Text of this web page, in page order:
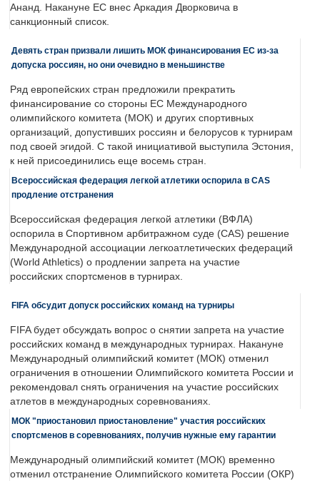
Ананд. Накануне ЕС внес Аркадия Дворковича в
санкционный список.
Девять стран призвали лишить МОК финансирования ЕС из-за
допуска россиян, но они очевидно в меньшинстве
Ряд европейских стран предложили прекратить
финансирование со стороны ЕС Международного
олимпийского комитета (МОК) и других спортивных
организаций, допустивших россиян и белорусов к турнирам
под своей эгидой. С такой инициативой выступила Эстония,
к ней присоединились еще восемь стран.
Всероссийская федерация легкой атлетики оспорила в CAS
продление отстранения
Всероссийская федерация легкой атлетики (ВФЛА)
оспорила в Спортивном арбитражном суде (CAS) решение
Международной ассоциации легкоатлетических федераций
(World Athletics) о продлении запрета на участие
российских спортсменов в турнирах.
FIFA обсудит допуск российских команд на турниры
FIFA будет обсуждать вопрос о снятии запрета на участие
российских команд в международных турнирах. Накануне
Международный олимпийский комитет (МОК) отменил
ограничения в отношении Олимпийского комитета России и
рекомендовал снять ограничения на участие российских
атлетов в международных соревнованиях.
МОК "приостановил приостановление" участия российских
спортсменов в соревнованиях, получив нужные ему гарантии
Международный олимпийский комитет (МОК) временно
отменил отстранение Олимпийского комитета России (ОКР)